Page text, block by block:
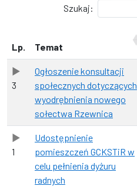
Szukaj:
Lp. Temat
3
Ogłoszenie konsultacji
społecznych dotyczących
wyodrębnienia nowego
sołectwa Rzewnica
1
Udostępnienie
pomieszczeń GCKSTiR w
celu pełnienia dyżuru
radnych